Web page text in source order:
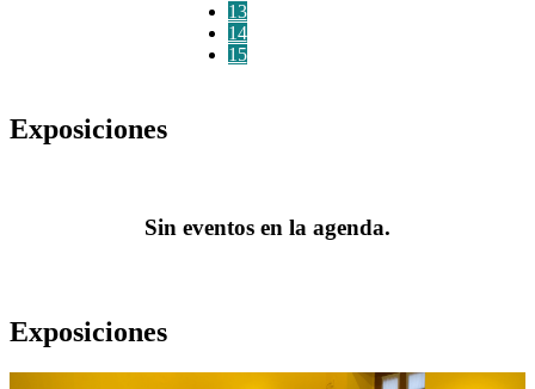
13
14
15
Exposiciones
Sin eventos en la agenda.
Exposiciones